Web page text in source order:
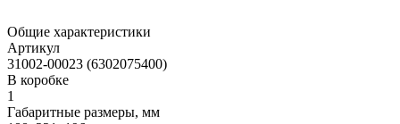
Общие характеристики
Артикул
31002-00023 (6302075400)
В коробке
1
Габаритные размеры, мм